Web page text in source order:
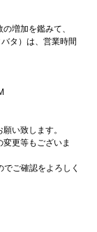
増加を鑑みて、
バタ）は、営業時間
い致します。
変更等もございま
ご確認をよろしく